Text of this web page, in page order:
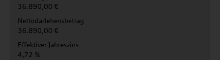
36.890,00 €
Nettodarlehensbetrag
36.890,00 €
Effektiver Jahreszins
4,72 %